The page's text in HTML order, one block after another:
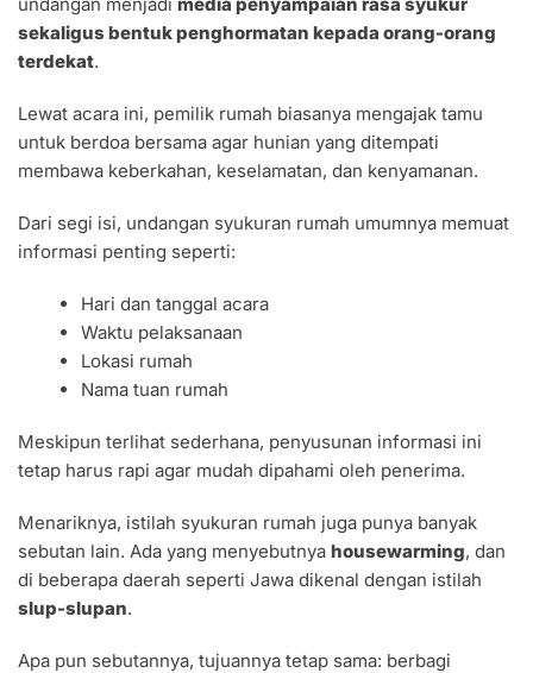
sekaligus bentuk penghormatan kepada orang-orang
terdekat.
Lewat acara ini, pemilik rumah biasanya mengajak tamu
untuk berdoa bersama agar hunian yang ditempati
membawa keberkahan, keselamatan, dan kenyamanan.
Dari segi isi, undangan syukuran rumah umumnya memuat
informasi penting seperti:
Hari dan tanggal acara
Waktu pelaksanaan
Lokasi rumah
Nama tuan rumah
Meskipun terlihat sederhana, penyusunan informasi ini
tetap harus rapi agar mudah dipahami oleh penerima.
Menariknya, istilah syukuran rumah juga punya banyak
sebutan lain. Ada yang menyebutnya housewarming, dan
di beberapa daerah seperti Jawa dikenal dengan istilah
slup-slupan.
Apa pun sebutannya, tujuannya tetap sama: berbagi